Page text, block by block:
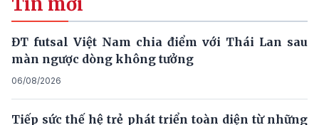
ĐT futsal Việt Nam chia điểm với Thái Lan sau
màn ngược dòng không tưởng
06/08/2026
Tiếp sức thế hệ trẻ phát triển toàn diện từ những